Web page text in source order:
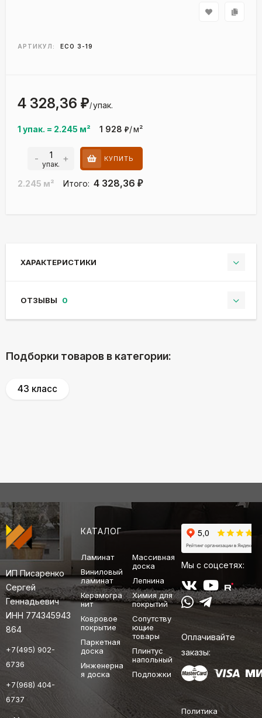
АРТИКУЛ: ECO 3-19
1 упак. = 2.245 м² 1 928 ₽/м²
4 328,36 ₽/упак.
- упак. + КУПИТЬ
2.245 м² Итого: 4 328,36 ₽
ХАРАКТЕРИСТИКИ
ОТЗЫВЫ 0
Подборки товаров в категории:
43 класс
ИП Писаренко
Сергей
Геннадьевич
ИНН 774345943
864
+7(495) 902-
6736
+7(968) 404-
6737
КАТАЛОГ
Ламинат
Виниловый
ламинат
Керамогра
нит
Ковровое
покрытие
Паркетная
доска
Инженерна
я доска
Массивная
доска
Лепнина
Химия для
покрытий
Сопутству
ющие
товары
Плинтус
напольный
Подложки
Мы с соцсетях:
Оплачивайте
заказы:
Политика